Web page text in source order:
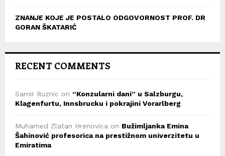
ZNANJE KOJE JE POSTALO ODGOVORNOST PROF. DR
GORAN ŠKATARIĆ
RECENT COMMENTS
Samir Ruznic on “Konzularni dani” u Salzburgu,
Klagenfurtu, Innsbrucku i pokrajini Vorarlberg
Muhamed Zlatan Hrenovica on Bužimljanka Emina
Šahinović profesorica na prestižnom univerzitetu u
Emiratima